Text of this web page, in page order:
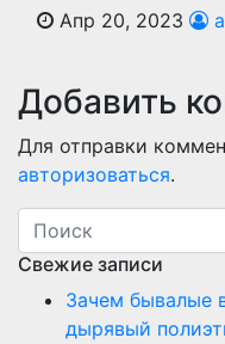
Апр 20, 2023
Добавить
Для отправки
авторизоваться.
Свежие записи
Зачем бывалые
дырявый